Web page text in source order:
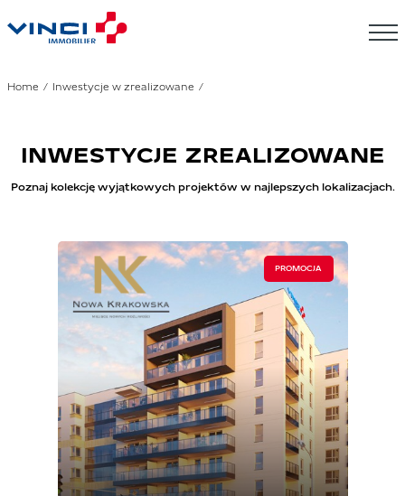
Home Inwestycje w zrealizowane
INWESTYCJE ZREALIZOWANE
Poznaj kolekcję wyjątkowych projektów w najlepszych lokalizacjach.
PROMOCJA